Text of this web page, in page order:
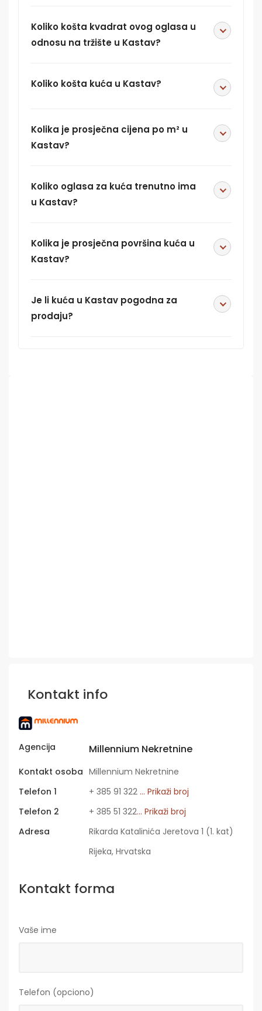
Koliko košta kvadrat ovog oglasa u
odnosu na tržište u Kastav?
Koliko košta kuća u Kastav?
Kolika je prosječna cijena po m² u
Kastav?
Koliko oglasa za kuća trenutno ima
u Kastav?
Kolika je prosječna površina kuća u
Kastav?
Je li kuća u Kastav pogodna za
prodaju?
Kontakt info
Agencija Millennium Nekretnine
Kontakt osoba Millennium Nekretnine
Telefon 1
+ 385 91 322 ... Prikaži broj
Telefon 2
+ 385 51 322... Prikaži broj
Adresa
Rikarda Katalinića Jeretova 1 (1. kat)
Rijeka, Hrvatska
Kontakt forma
Vaše ime
Telefon (opciono)